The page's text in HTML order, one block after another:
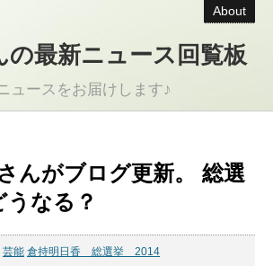
About
の最新ニュース回覧板
ュースをお届けします♪
んがブログ更新。 総選
うなる？
芸能 倉持明日香 総選挙 2014